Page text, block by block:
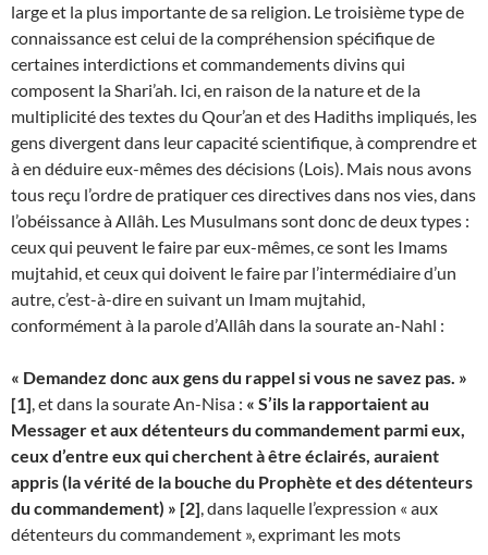
large et la plus importante de sa religion. Le troisième type de
connaissance est celui de la compréhension spécifique de
certaines interdictions et commandements divins qui
composent la Shari’ah. Ici, en raison de la nature et de la
multiplicité des textes du Qour’an et des Hadiths impliqués, les
gens divergent dans leur capacité scientifique, à comprendre et
à en déduire eux-mêmes des décisions (Lois). Mais nous avons
tous reçu l’ordre de pratiquer ces directives dans nos vies, dans
l’obéissance à Allâh. Les Musulmans sont donc de deux types :
ceux qui peuvent le faire par eux-mêmes, ce sont les Imams
mujtahid, et ceux qui doivent le faire par l’intermédiaire d’un
autre, c’est-à-dire en suivant un Imam mujtahid,
conformément à la parole d’Allâh dans la sourate an-Nahl :
« Demandez donc aux gens du rappel si vous ne savez pas. »
[1], et dans la sourate An-Nisa : « S’ils la rapportaient au
Messager et aux détenteurs du commandement parmi eux,
ceux d’entre eux qui cherchent à être éclairés, auraient
appris (la vérité de la bouche du Prophète et des détenteurs
du commandement) » [2], dans laquelle l’expression « aux
détenteurs du commandement », exprimant les mots